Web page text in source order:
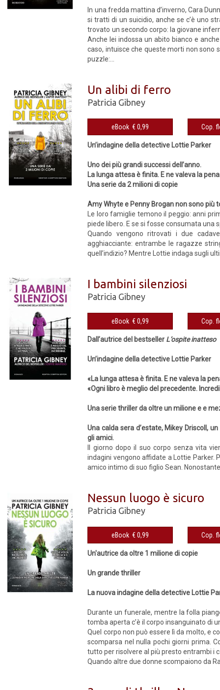
In una fredda mattina d’inverno, Cara
si tratti di un suicidio, anche se c’è uno
trovato un secondo corpo: la giovane
Anche lei indossa un abito bianco e
caso, intuisce che queste morti non sono
puzzle:...
Un alibi di ferro
Patricia Gibney
eBook € 0,99
Un’indagine della detective Lottie Parker
Uno dei più grandi successi dell’anno.
La lunga attesa è finita. E ne valeva la
Una serie da 2 milioni di copie
Amy Whyte e Penny Brogan non sono
Le loro famiglie temono il peggio: anni
piede libero. E se si fosse consumata una
Quando vengono ritrovati i due
agghiacciante: entrambe le ragazze
quell’indizio? Mentre Lottie indaga sugli
I bambini silenziosi
Patricia Gibney
eBook € 0,99
Dall’autrice del bestseller L’ospite inatteso
Un’indagine della detective Lottie Parker
«La lunga attesa è finita. E ne valeva la
«Ogni libro è meglio del precedente.
Una serie thriller da oltre un milione e e
Una calda sera d’estate, Mikey Driscoll,
gli amici.
Il giorno dopo il suo corpo senza vita
indagini vengono affidate a Lottie Parker.
amico intimo di suo figlio Sean.
Nessun luogo è sicuro
Patricia Gibney
eBook € 0,99
Un'autrice da oltre 1 milione di copie
Un grande thriller
La nuova indagine della detective Lottie
Durante un funerale, mentre la folla
tomba aperta c’è il corpo insanguinato di
Quel corpo non può essere lì da molto, e
scomparsa nel nulla pochi giorni prima.
tutto per risolvere al più presto entrambi i
Quando altre due donne scompaiono da